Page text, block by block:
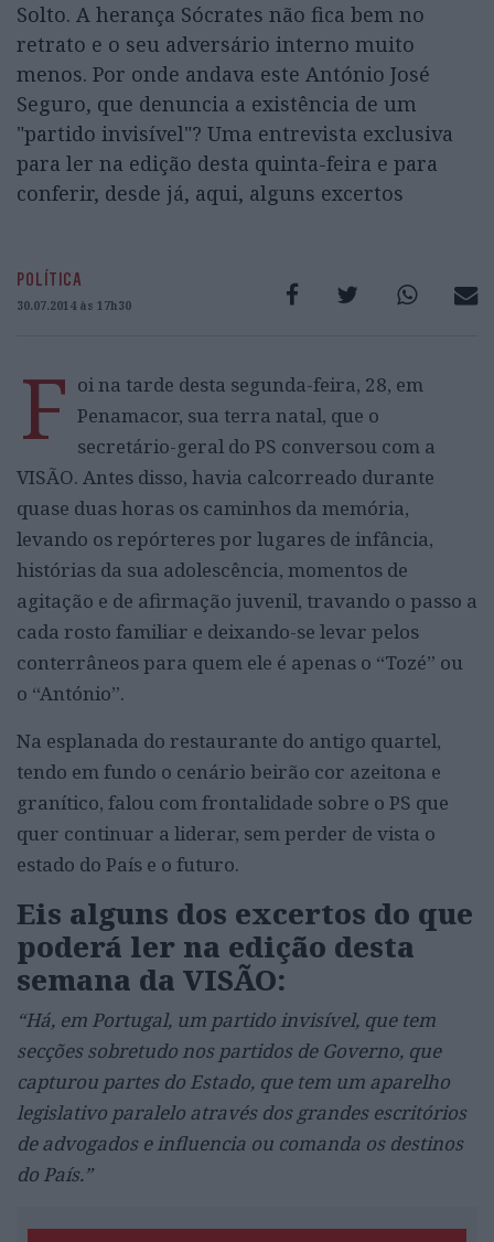
Solto. A herança Sócrates não fica bem no
retrato e o seu adversário interno muito
menos. Por onde andava este António José
Seguro, que denuncia a existência de um
"partido invisível"? Uma entrevista exclusiva
para ler na edição desta quinta-feira e para
conferir, desde já, aqui, alguns excertos
POLÍTICA
30.07.2014 às 17h30
F oi na tarde desta segunda-feira, 28, em
Penamacor, sua terra natal, que o
secretário-geral do PS conversou com a
VISÃO. Antes disso, havia calcorreado durante
quase duas horas os caminhos da memória,
levando os repórteres por lugares de infância,
histórias da sua adolescência, momentos de
agitação e de afirmação juvenil, travando o passo a
cada rosto familiar e deixando-se levar pelos
conterrâneos para quem ele é apenas o “Tozé” ou
o “António”.
Na esplanada do restaurante do antigo quartel,
tendo em fundo o cenário beirão cor azeitona e
granítico, falou com frontalidade sobre o PS que
quer continuar a liderar, sem perder de vista o
estado do País e o futuro.
Eis alguns dos excertos do que
poderá ler na edição desta
semana da VISÃO:
“Há, em Portugal, um partido invisível, que tem
secções sobretudo nos partidos de Governo, que
capturou partes do Estado, que tem um aparelho
legislativo paralelo através dos grandes escritórios
de advogados e influencia ou comanda os destinos
do País.”